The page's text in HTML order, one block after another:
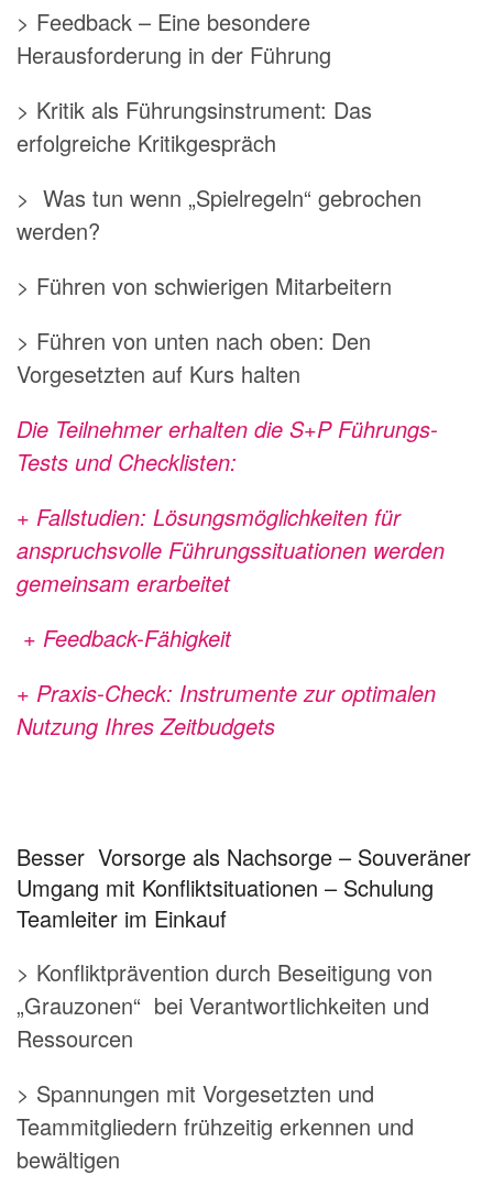
> Feedback – Eine besondere
Herausforderung in der Führung
> Kritik als Führungsinstrument: Das
erfolgreiche Kritikgespräch
> Was tun wenn „Spielregeln“ gebrochen
werden?
> Führen von schwierigen Mitarbeitern
> Führen von unten nach oben: Den
Vorgesetzten auf Kurs halten
Die Teilnehmer erhalten die S+P Führungs-
Tests und Checklisten:
+ Fallstudien: Lösungsmöglichkeiten für
anspruchsvolle Führungssituationen werden
gemeinsam erarbeitet
+ Feedback-Fähigkeit
+ Praxis-Check: Instrumente zur optimalen
Nutzung Ihres Zeitbudgets
Besser Vorsorge als Nachsorge – Souveräner
Umgang mit Konfliktsituationen – Schulung
Teamleiter im Einkauf
> Konfliktprävention durch Beseitigung von
„Grauzonen“ bei Verantwortlichkeiten und
Ressourcen
> Spannungen mit Vorgesetzten und
Teammitgliedern frühzeitig erkennen und
bewältigen